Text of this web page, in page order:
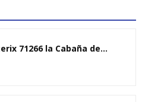
71266 la Cabaña de...